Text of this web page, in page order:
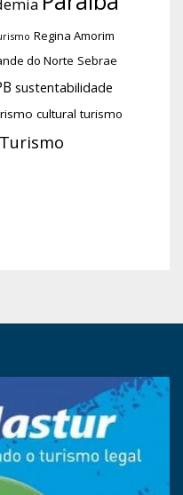
Regina Amorim
do Norte Sebrae
sustentabilidade
cultural turismo
Turismo